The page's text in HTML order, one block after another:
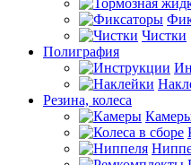
Чистки
Полиграфия
Резина, колеса